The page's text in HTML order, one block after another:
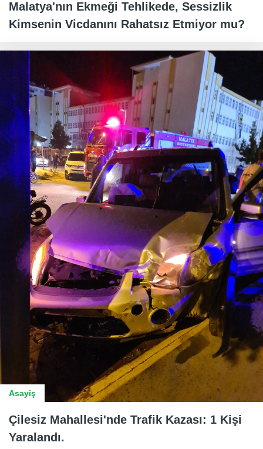
Malatya'nın Ekmeği Tehlikede, Sessizlik
Kimsenin Vicdanını Rahatsız Etmiyor mu?
Asayiş
Çilesiz Mahallesi'nde Trafik Kazası: 1 Kişi
Yaralandı.